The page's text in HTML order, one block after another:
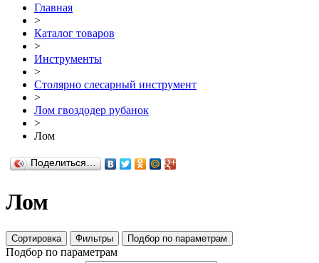
Главная
>
Каталог товаров
>
Инструменты
>
Столярно слесарный инструмент
>
Лом гвоздодер рубанок
>
Лом
Поделиться…
Лом
Сортировка Фильтры Подбор по параметрам
Подбор по параметрам